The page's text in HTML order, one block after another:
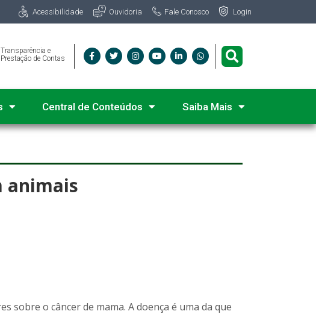
Acessibilidade Ouvidoria Fale Conosco Login
Transparência e
Prestação de Contas
Central de Conteúdos Saiba Mais
animais
sobre o câncer de mama. A doença é uma da que